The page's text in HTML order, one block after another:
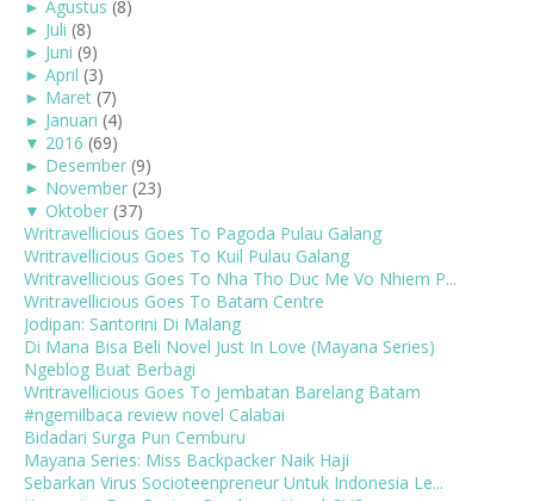
► Agustus (8)
► Juli (8)
► Juni (9)
► April (3)
► Maret (7)
► Januari (4)
▼ 2016 (69)
► Desember (9)
► November (23)
▼ Oktober (37)
Writravellicious Goes To Pagoda Pulau Galang
Writravellicious Goes To Kuil Pulau Galang
Writravellicious Goes To Nha Tho Duc Me Vo Nhiem P...
Writravellicious Goes To Batam Centre
Jodipan: Santorini Di Malang
Di Mana Bisa Beli Novel Just In Love (Mayana Series)
Ngeblog Buat Berbagi
Writravellicious Goes To Jembatan Barelang Batam
#ngemilbaca review novel Calabai
Bidadari Surga Pun Cemburu
Mayana Series: Miss Backpacker Naik Haji
Sebarkan Virus Socioteenpreneur Untuk Indonesia Le...